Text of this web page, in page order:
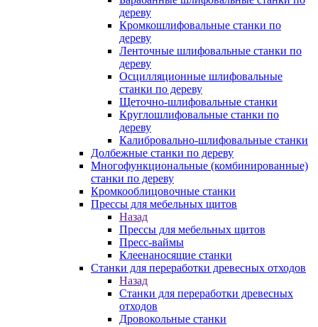
дереву
Кромкошлифовальные станки по
дереву
Ленточные шлифовальные станки по
дереву
Осцилляционные шлифовальные
станки по дереву
Щеточно-шлифовальные станки
Круглошлифовальные станки по
дереву
Калибровально-шлифовальные станки
Долбежные станки по дереву
Многофункциональные (комбинированные)
станки по дереву
Кромкооблицовочные станки
Прессы для мебельных щитов
Назад
Прессы для мебельных щитов
Пресс-ваймы
Клеенаносящие станки
Станки для переработки древесных отходов
Назад
Станки для переработки древесных
отходов
Дровокольные станки